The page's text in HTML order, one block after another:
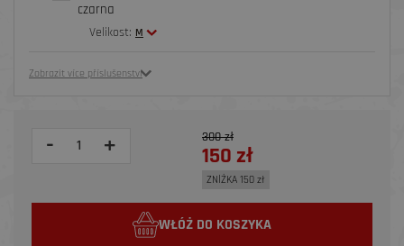
czarna
Velikost: M
Zobrazit více příslušenství
- + 300 zł
150 zł
ZNİŻKA 150 zł
WŁÓŻ DO KOSZYKA